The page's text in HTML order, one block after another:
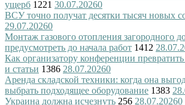
ущерб 1221 30.07.20260
ВСУ точно получат десятки тысяч новых
29.07.20260
Монтаж газового отопления загородного
предусмотреть до начала работ 1412
Как организатору конференции
и статьи 1386 28.07.20260
Аренда складской техники: когда она
выбрать подходящее оборудование 1383
Украина должна исчезнуть 256 28.07.20260